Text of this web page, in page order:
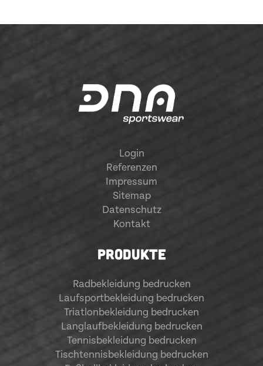
Login
Referenzen
Impressum
Sitemap
Datenschutz
Kontakt
PRODUKTE
Radbekleidung bedrucken
Laufsportbekleidung bedrucken
Triatlonbekleidung bedrucken
Langlaufbekleidung bedrucken
Tennisbekleidung bedrucken
Tischtennisbekleidung bedrucken